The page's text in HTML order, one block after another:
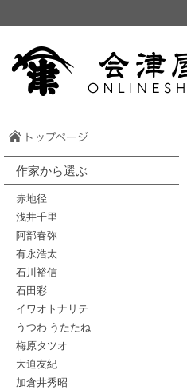
作家から選ぶ
赤地径
浅井千里
阿部春弥
有永浩太
石川裕信
石田彩
イワオトナリテ
うつわ うたたね
梅原タツオ
大迫友紀
加倉井秀昭